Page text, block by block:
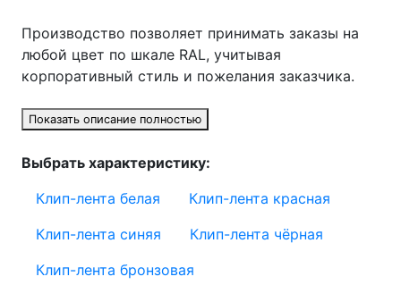
Производство позволяет принимать заказы на
любой цвет по шкале RAL, учитывая
корпоративный стиль и пожелания заказчика.
Показать описание полностью
Выбрать характеристику:
Клип-лента белая
Клип-лента красная
Клип-лента синяя
Клип-лента чёрная
Клип-лента бронзовая